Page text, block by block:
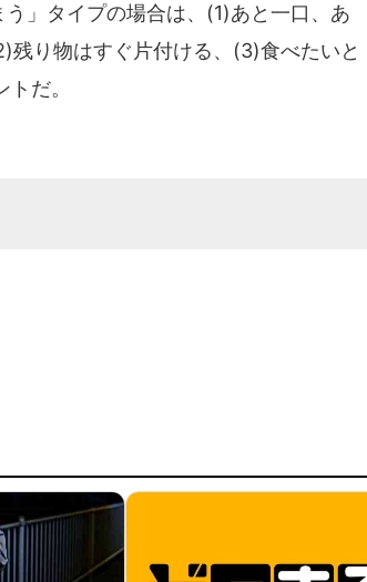
」タイプの場合は、(1)あと一口、あ
り物はすぐ片付ける、(3)食べたいと
だ。